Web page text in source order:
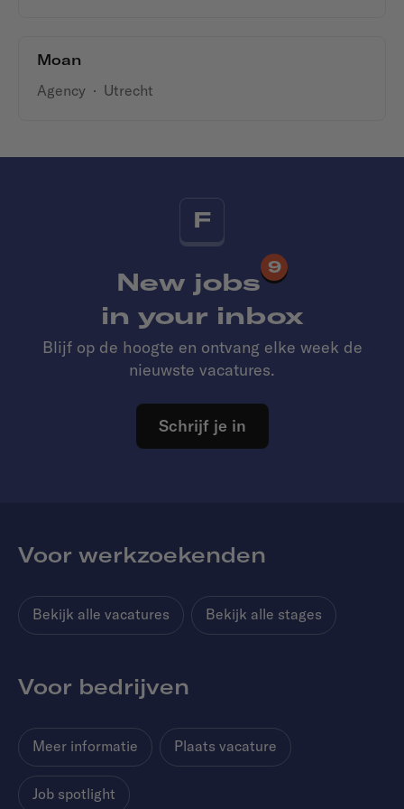
Moan
Agency · Utrecht
F
New jobs
9
in your inbox
Blijf op de hoogte en ontvang elke week de
nieuwste vacatures.
Schrijf je in
Voor werkzoekenden
Bekijk alle vacatures Bekijk alle stages
Voor bedrijven
Meer informatie Plaats vacature
Job spotlight